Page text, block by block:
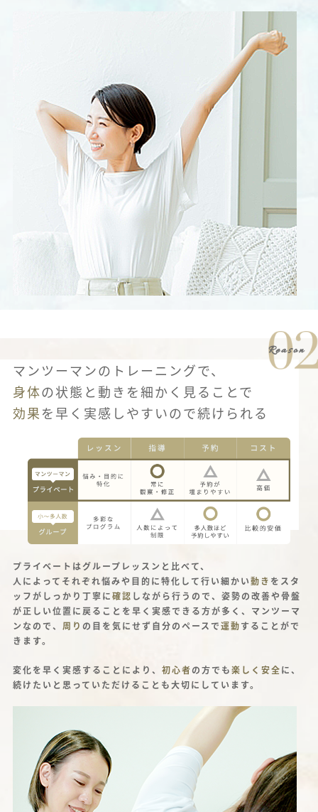
マンツーマンのトレーニングで、
身体の状態と動きを細かく見ることで
効果を早く実感しやすいので続けられる
プライベートはグループレッスンと比べて、
人によってそれぞれ悩みや目的に特化して行い細かい動き をスタ
ッフがしっかり丁寧に確認 しながら行うので、姿勢の改善や骨盤
が正しい位置に戻ることを早く実感できる方が多く、マンツーマ
ンなので、 周り の目を気にせず自分のペースで運動することがで
きます。
変化を早く実感することにより、 初心者の方でも楽しく安全に、
続けたいと思っていただけることも大切にしています。